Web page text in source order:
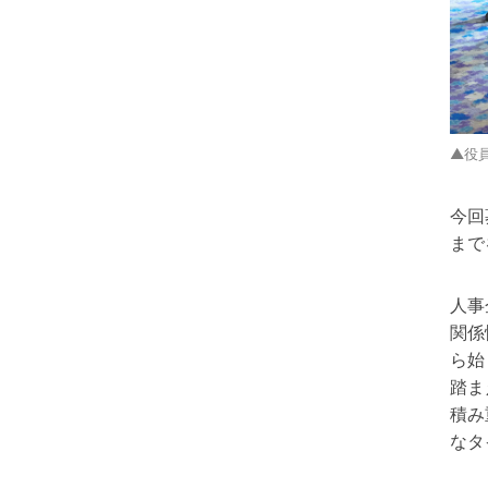
▲役
今
ま
人
関
ら
踏
積
な